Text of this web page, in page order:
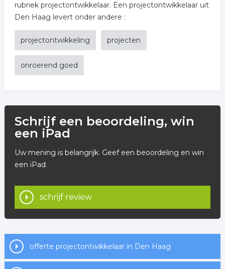
rubriek projectontwikkelaar. Een projectontwikkelaar uit
Den Haag levert onder andere :
projectontwikkeling projecten
onroerend goed
Schrijf een beoordeling, win
een iPad
Uw mening is belangrijk. Geef een beoordeling en win
een iPad.
schrijf review
offerte projectontwikkelaar in Den Haag